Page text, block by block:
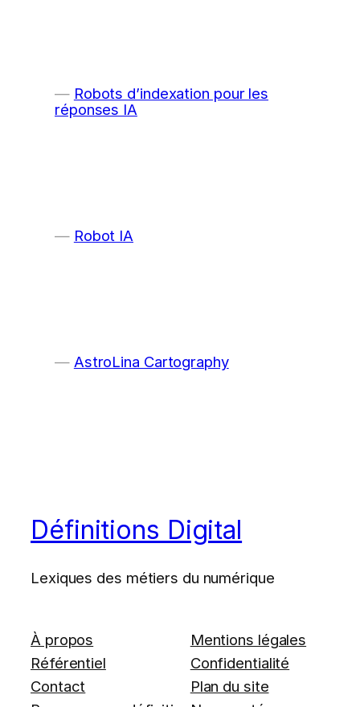
Robots d’indexation pour les
réponses IA
Robot IA
AstroLina Cartography
Définitions Digital
Lexiques des métiers du numérique
À propos
Référentiel
Contact
Mentions légales
Confidentialité
Plan du site